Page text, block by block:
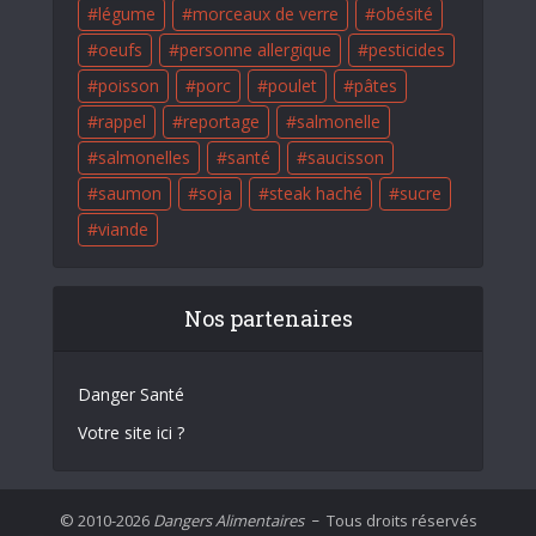
légume
morceaux de verre
obésité
oeufs
personne allergique
pesticides
poisson
porc poulet
pâtes
rappel
reportage
salmonelle
salmonelles
santé
saucisson
saumon
soja steak haché
sucre
viande
Nos partenaires
Danger Santé
Votre site ici ?
© 2010-2026 Dangers Alimentaires – Tous droits réservés